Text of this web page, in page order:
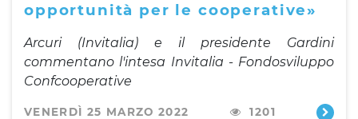
opportunità per le cooperative»
Arcuri (Invitalia) e il presidente Gardini
commentano l'intesa Invitalia - Fondosviluppo
Confcooperative
VENERDÌ 25 MARZO 2022 1201